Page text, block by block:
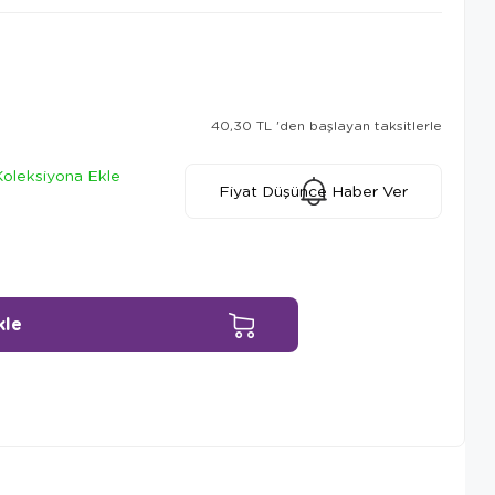
40,30 TL 'den başlayan taksitlerle
Ekle
Fiyat Düşünce Haber Ver